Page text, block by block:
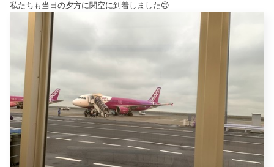
私たちも当日の夕方に関空に到着しました😊